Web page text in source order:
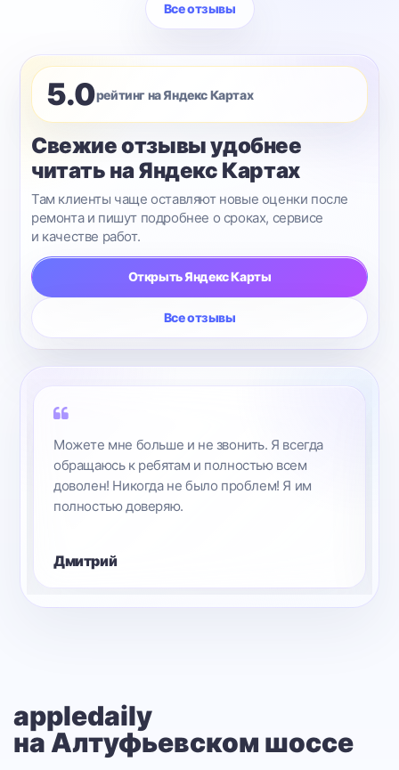
Все отзывы
5.0рейтинг на Яндекс Картах
Свежие отзывы удобнее
читать на Яндекс Картах
Там клиенты чаще оставляют новые оценки после
ремонта и пишут подробнее о сроках, сервисе
и качестве работ.
Открыть Яндекс Карты
Все отзывы
Можете мне больше и не звонить. Я всегда
обращаюсь к ребятам и полностью всем
доволен! Никогда не было проблем! Я им
полностью доверяю.
Дмитрий
appledaily
на Алтуфьевском шоссе